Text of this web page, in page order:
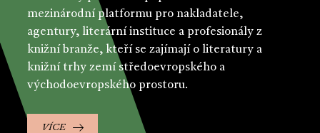
mezinárodní platformu pro nakladatele,
agentury, literární instituce a profesionály z
knižní branže, kteří se zajímají o literatury a
knižní trhy zemí středoevropského a
východoevropského prostoru.
VÍCE